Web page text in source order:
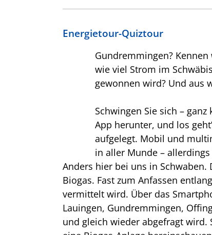
Energietour-Quiztour
Gundremmingen?
wie viel Strom im
gewonnen wird? Und aus
Schwingen Sie sich –
App herunter, und los
aufgelegt. Mobil und
in aller Munde –
Anders hier bei uns in Schwaben.
Biogas. Fast zum Anfassen
vermittelt wird. Über das
Lauingen, Gundremmingen,
und gleich wieder abgefragt